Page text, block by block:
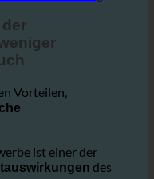
Vorteilen,